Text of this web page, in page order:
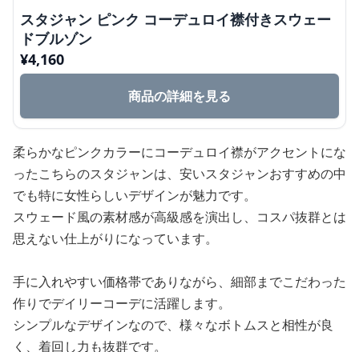
スタジャン ピンク コーデュロイ襟付きスウェー
ドブルゾン
¥4,160
商品の詳細を見る
柔らかなピンクカラーにコーデュロイ襟がアクセントにな
ったこちらのスタジャンは、安いスタジャンおすすめの中
でも特に女性らしいデザインが魅力です。
スウェード風の素材感が高級感を演出し、コスパ抜群とは
思えない仕上がりになっています。
手に入れやすい価格帯でありながら、細部までこだわった
作りでデイリーコーデに活躍します。
シンプルなデザインなので、様々なボトムスと相性が良
く、着回し力も抜群です。